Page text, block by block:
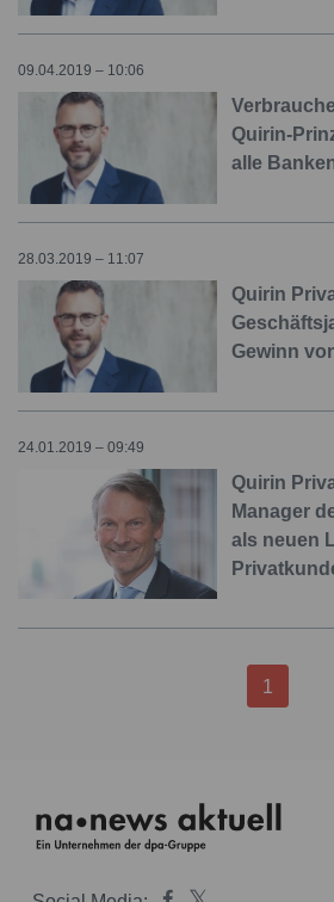
09.04.2019 – 10:06
Quirin-
alle
28.03.2019 – 11:07
Quirin
Gewinn
24.01.2019 – 09:49
Quirin
Manager
als neuen
1